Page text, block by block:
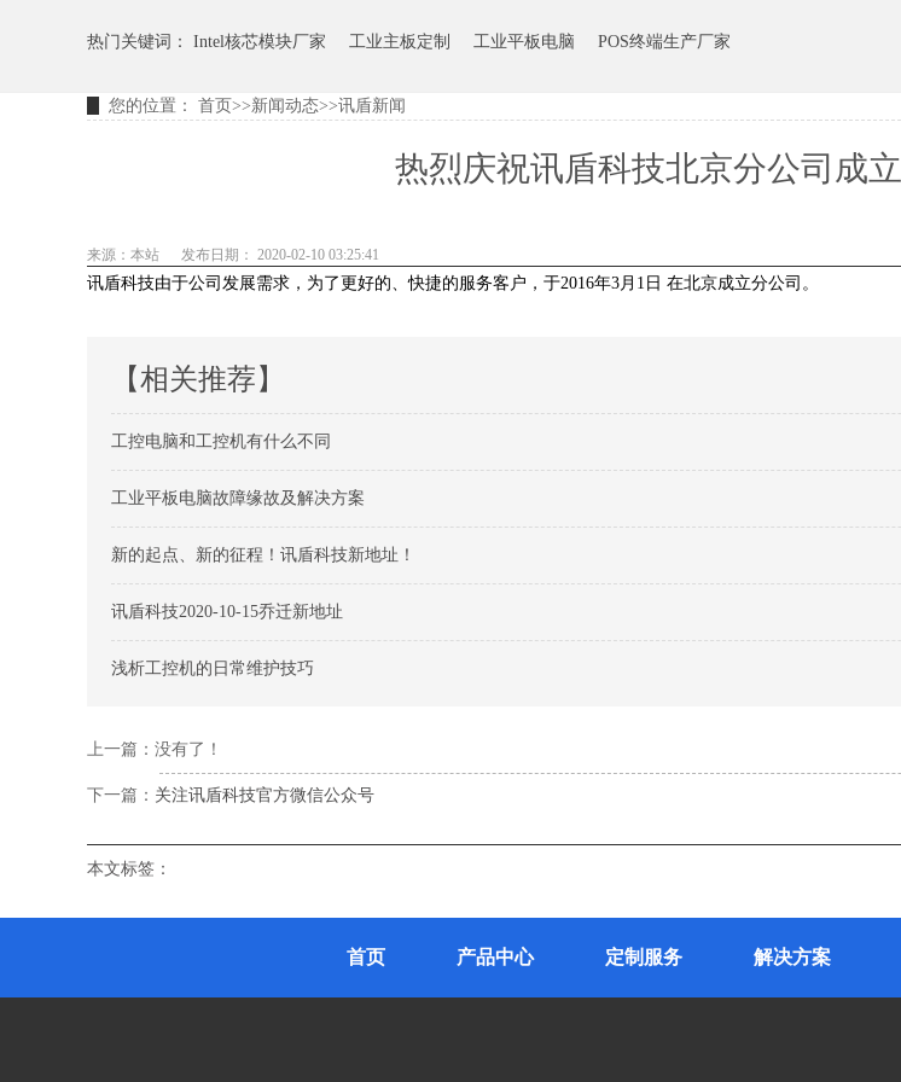
热门关键词： Intel核芯模块厂家 工业主板定制 工业平板电脑 POS终端生产厂家
您的位置： 首页 >>新闻动态>>讯盾新闻
热烈庆祝讯盾科技北京分公司成立
来源：本站 发布日期： 2020-02-10 03:25:41
讯盾科技由于公司发展需求，为了更好的、快捷的服务客户，于2016年3月 1 日 在北京成立分公司。
【相关推荐】
工控电脑和工控机有什么不同
工业平板电脑故障缘故及解决方案
新的起点、新的征程！讯盾科技新地址！
讯盾科技2020-10-15乔迁新地址
浅析工控机的日常维护技巧
上一篇：没有了！
下一篇： 关注讯盾科技官方微信公众号
本文标签：
首页 产品中心 定制服务 解决方案